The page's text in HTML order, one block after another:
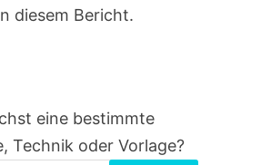
diesem Bericht.
eine bestimmte
Technik oder Vorlage?